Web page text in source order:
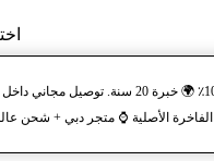
الأصلية ⌚️ متجر دبي + شحن